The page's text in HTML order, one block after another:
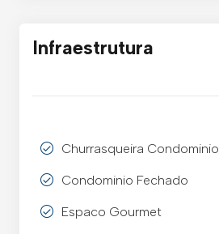
Infraestrutura
Churrasqueira Condominio
Condominio Fechado
Espaco Gourmet